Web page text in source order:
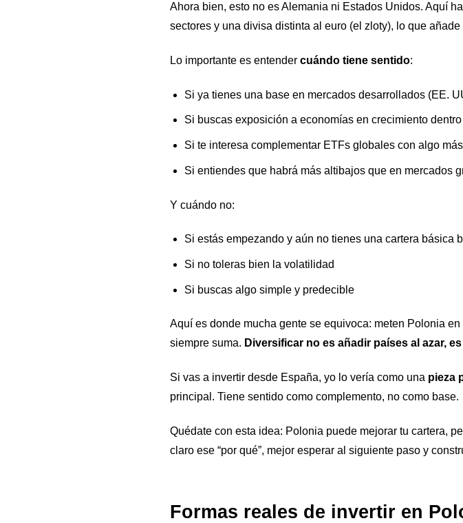
Ahora bien, esto no es Alemania ni Estados Unidos. Aquí
sectores y una divisa distinta al euro (el zloty), lo que añade
Lo importante es entender cuándo tiene sentido:
Si ya tienes una base en mercados desarrollados (EE.
Si buscas exposición a economías en crecimiento
Si te interesa complementar ETFs globales con algo
Si entiendes que habrá más altibajos que en mercados
Y cuándo no:
Si estás empezando y aún no tienes una cartera básica
Si no toleras bien la volatilidad
Si buscas algo simple y predecible
Aquí es donde mucha gente se equivoca: meten Polonia
siempre suma. Diversificar no es añadir países al azar,
Si vas a invertir desde España, yo lo vería como una pieza
principal. Tiene sentido como complemento, no como base.
Quédate con esta idea: Polonia puede mejorar tu cartera,
claro ese “por qué”, mejor esperar al siguiente paso y
Formas reales de invertir en